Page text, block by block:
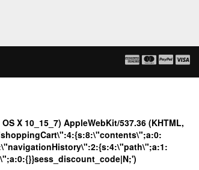
X 10_15_7) AppleWebKit/537.36 (KHTML,